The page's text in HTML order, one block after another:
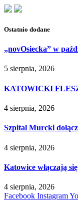
Ostatnio dodane
„novOsiecka” w
5 sierpnia, 2026
KATOWICKI
4 sierpnia, 2026
Szpital Murcki
4 sierpnia, 2026
Katowice włączają
4 sierpnia, 2026
Facebook Instagram